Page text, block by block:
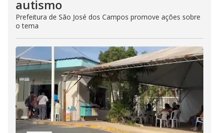
autismo
Prefeitura de São José dos Campos promove ações sobre
o tema